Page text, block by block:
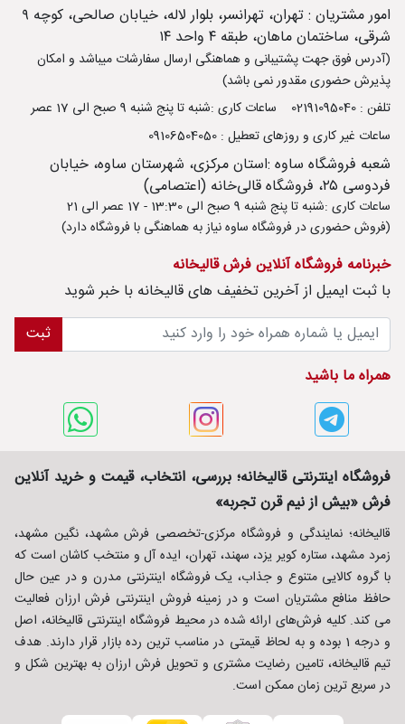
امور مشتریان : تهران، تهرانسر، بلوار لاله، خیابان صالحی، کوچه ۹
شرقی، ساختمان ماهان، طبقه ۴ واحد ۱۴
(آدرس فوق جهت پشتیبانی و هماهنگی ارسال سفارشات میباشد و امکان
پذیرش حضوری مقدور نمی باشد)
تلفن : 02191095040
ساعات کاری :شنبه تا پنج شنبه 9 صبح الی 17 عصر
ساعات غیر کاری و روزهای تعطیل : 09106504050
شعبه فروشگاه ساوه :استان مرکزی، شهرستان ساوه، خیابان
فردوسی ۲۵، فروشگاه قالی‌خانه (اعتصامی)
ساعات کاری :شنبه تا پنج شنبه 9 صبح الی 13:30 - 17 عصر الی 21
(فروش حضوری در فروشگاه ساوه نیاز به هماهنگی با فروشگاه دارد)
خبرنامه فروشگاه آنلاین فرش قالیخانه
با ثبت ايميل از آخرین تخفیف های قالیخانه با خبر شوید
ثبت
همراه ما باشید
فروشگاه اینترنتی قالیخانه؛ بررسی، انتخاب، قیمت و خرید آنلاین
فرش «بیش از نیم قرن تجربه»
قالیخانه؛ نمایندگی و فروشگاه مرکزی-تخصصی فرش مشهد، نگین مشهد،
زمرد مشهد، ستاره کویر یزد، سهند، تهران، ایده آل و منتخب کاشان است که
با گروه کالایی متنوع و جذاب، یک فروشگاه اینترنتی مدرن و در عین حال
حافظ منافع مشتریان است و در زمینه فروش اینترنتی فرش ارزان فعالیت
می کند. کلیه فرش‌های ارائه شده در محیط فروشگاه اینترنتی قالیخانه، اصل
و درجه 1 بوده و به لحاظ قیمتی در مناسب ترین رده بازار قرار دارند. هدف
تیم قالیخانه، تامین رضایت مشتری و تحویل فرش ارزان به بهترین شکل و
در سریع ترین زمان ممکن است.